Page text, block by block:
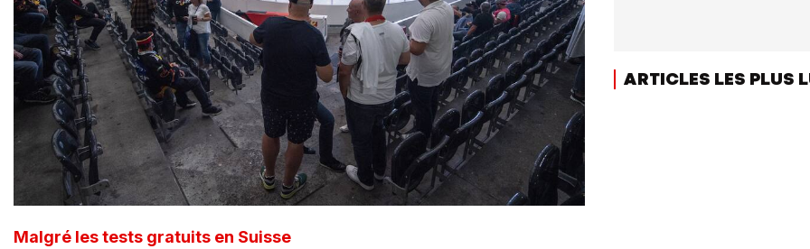
Malgré les tests gratuits en Suisse
ARTICLES LES PLUS